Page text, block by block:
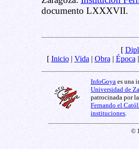
documento LXXXVII.
[
[ Inicio| Vida | Obra | Época
InfoGoya es una
Universidad de
patrocinada por
Fernando el
instituciones
©